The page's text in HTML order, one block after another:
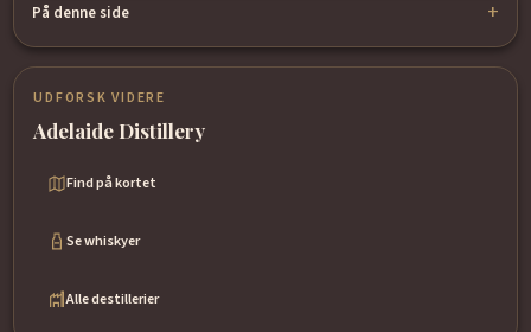
På denne side
UDFORSK VIDERE
Adelaide Distillery
Find på kortet
Se whiskyer
Alle destillerier